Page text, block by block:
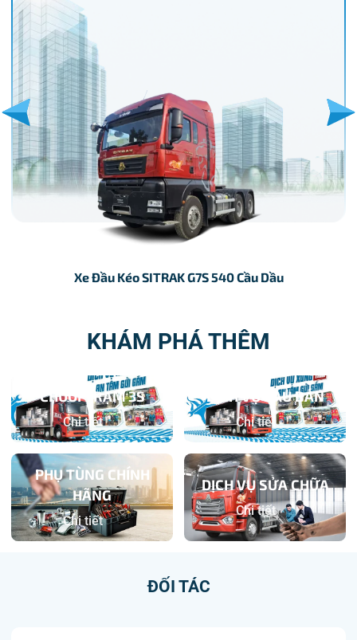
Xe Đầu Kéo SITRAK G7S 540 Cầu Dầu
KHÁM PHÁ THÊM
CHUỖI TRẠM 3S
Chi tiết
DỊCH VỤ SAU BÁN
Chi tiết
PHỤ TÙNG CHÍNH
HÃNG
Chi tiết
DỊCH VỤ SỬA CHỮA
Chi tiết
ĐỐI TÁC